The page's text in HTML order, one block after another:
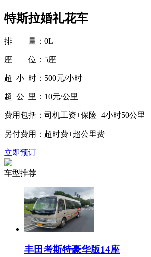
特斯拉婚礼花车
排 量： 0L
座 位： 5座
超 小 时： 500元/小时
超 公 里： 10元/公里
费用包括： 司机工资+保险+4小时50公里
另付费用： 超时费+超公里费
立即预订
车型推荐
丰田考斯特豪华版14座